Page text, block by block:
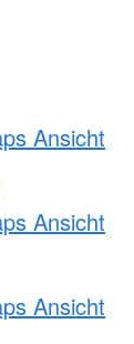
Ansicht
Ansicht
Ansicht